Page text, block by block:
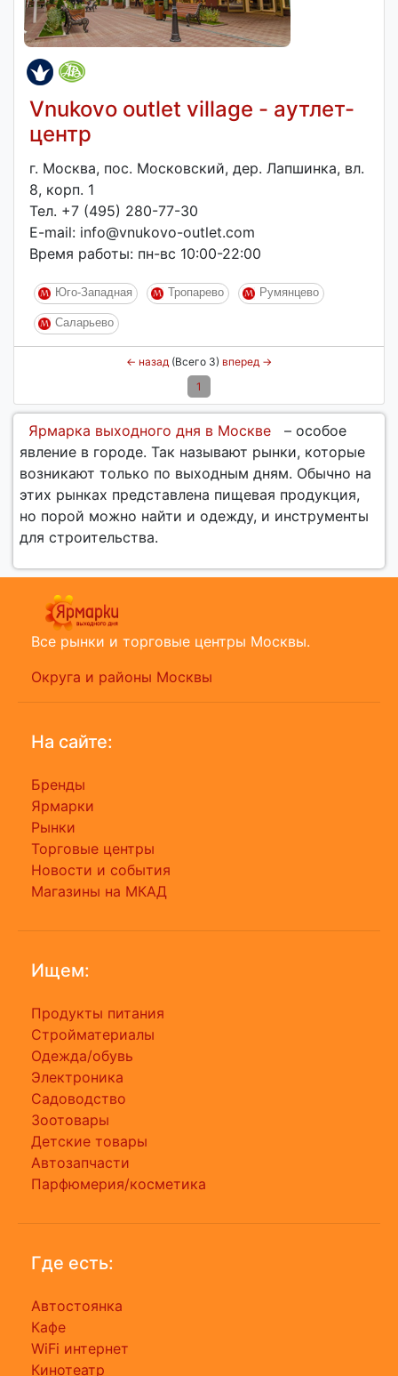
Vnukovo outlet village - аутлет-
центр
г. Москва, пос. Московский, дер. Лапшинка, вл.
8, корп. 1
Тел. +7 (495) 280-77-30
E-mail: info@vnukovo-outlet.com
Время работы: пн-вс 10:00-22:00
Юго-Западная Тропарево Румянцево
Саларьево
← назад (Всего 3) вперед →
1
Ярмарка выходного дня в Москве
– особое
явление в городе. Так называют рынки, которые
возникают только по выходным дням. Обычно на
этих рынках представлена пищевая продукция,
но порой можно найти и одежду, и инструменты
для строительства.
Все рынки и торговые центры Москвы.
Округа и районы Москвы
На сайте:
Бренды
Ярмарки
Рынки
Торговые центры
Новости и события
Магазины на МКАД
Ищем:
Продукты питания
Стройматериалы
Одежда/обувь
Электроника
Садоводство
Зоотовары
Детские товары
Автозапчасти
Парфюмерия/косметика
Где есть:
Автостоянка
Кафе
WiFi интернет
Кинотеатр